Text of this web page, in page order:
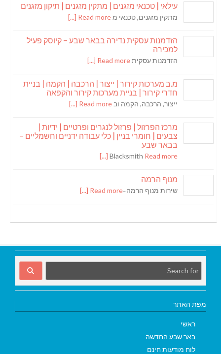
עילאי | טכנאי מזגנים | מתקין מזגנים | תיקון מזגנים
מתקין מזגנים, טכנאי מRead more [...]
הזדמנות עסקית נדירה בבאר שבע – קיוסק פעיל
למכירה
הזדמנות עסקיתRead more [...]
מ.ב מערכות קירור | ייצור | הרכבה | הקמה | בניית
חדרי קירור | בניית מערכות קירור והקפאה
ייצור, הרכבה, הקמה וב Read more [...]
מרכז הפרזול | פרזול לנגרים ופרטיים | ידיות |
צבעים | חומרי בניין | כלי עבודה ידניים וחשמליים –
בבאר שבע
Blacksmith Read more [...]
מנוף הרמה
שירות מנוף הרמה ̵Read more [...]
מפת האתר
ראשי
באר שבע החדשה
לוח מודעות חינם